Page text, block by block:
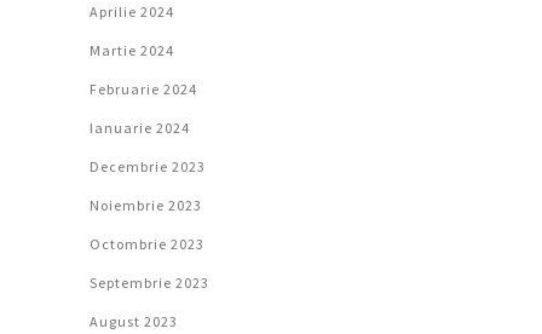
Aprilie 2024
Martie 2024
Februarie 2024
Ianuarie 2024
Decembrie 2023
Noiembrie 2023
Octombrie 2023
Septembrie 2023
August 2023